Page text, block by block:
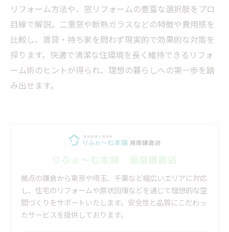
リフォーム方法や、窓リフォームの豊富な選択肢をプロ
目線で解説。二重窓や断熱ガラスなどの特徴や費用感を
比較し、賃貸・持ち家を問わず現実的で効果的な対策を
探ります。快適で清潔な住環境を長く維持できるリフォ
ーム術のヒントが得られ、理想の暮らしへの第一歩を踏
み出せます。
りふぉ～む本舗 湘南鎌倉店
拠点の鎌倉から東京や埼玉、千葉など幅広いエリアに対応
し、住宅のリフォームや原状回復などを通じて理想的な空
間づくりをサポートいたします。安全性と品質にこだわっ
たサービスを提供しております。